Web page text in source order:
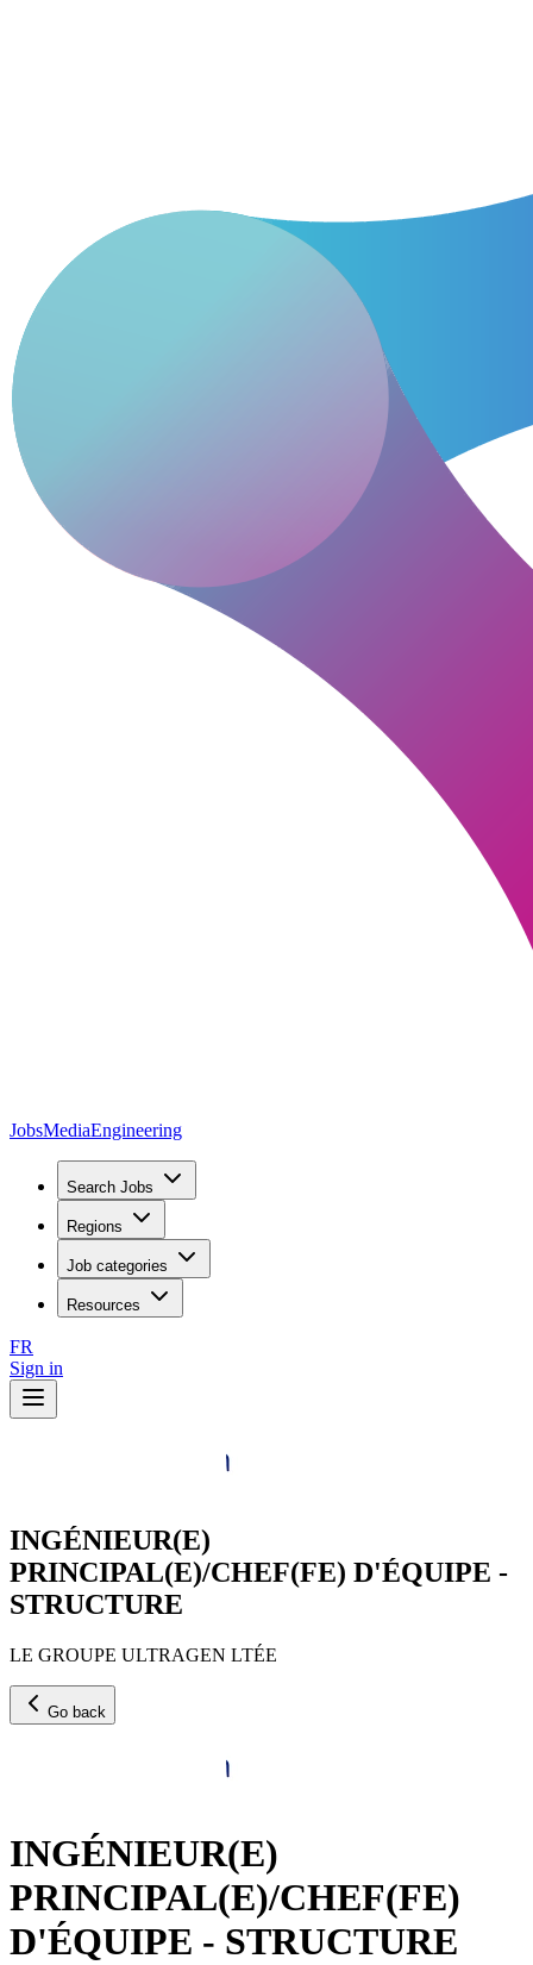
JobsMediaEngineering
Search Jobs
Regions
Job categories
Resources
FR
Sign in
INGÉNIEUR(E)
PRINCIPAL(E)/CHEF(FE) D'ÉQUIPE -
STRUCTURE
LE GROUPE ULTRAGEN LTÉE
Go back
INGÉNIEUR(E)
PRINCIPAL(E)/CHEF(FE)
D'ÉQUIPE - STRUCTURE